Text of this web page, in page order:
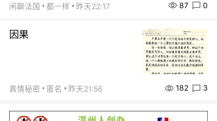
闲聊法国 都一样 昨天22:17 87 0
因果
真情秘密 匿名 昨天21:56 182 3